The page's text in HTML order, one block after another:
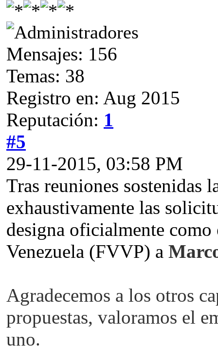
Mensajes: 156
Temas: 38
Registro en: Aug 2015
Reputación: 1
#5
29-11-2015, 03:58 PM
Tras reuniones sostenidas
exhaustivamente las
designa oficialmente
Venezuela (FVVP) a
Agradecemos a los otros
propuestas, valoramos el
uno.